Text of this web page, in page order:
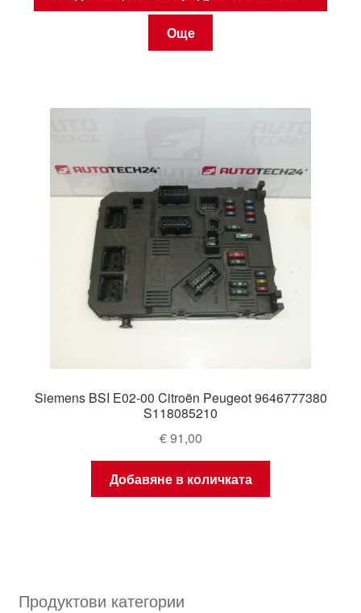
Още
Siemens BSI E02-00 Citroën Peugeot 9646777380
S118085210
€91,00
Добавяне в количката
Продуктови категории